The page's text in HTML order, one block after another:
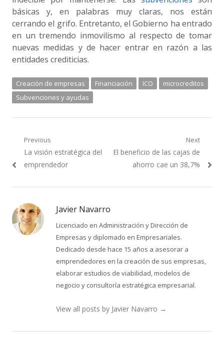
básicas y, en palabras muy claras, nos están
cerrando el grifo. Entretanto, el Gobierno ha entrado
en un tremendo inmovilismo al respecto de tomar
nuevas medidas y de hacer entrar en razón a las
entidades crediticias.
Creación de empresas Financiación ICO
microcreditos
Subvenciones y ayudas
Navegación
de
Previous
Previous
post:
La visión estratégica del
emprendedor
Next
Next
El beneficio de las cajas de
ahorro cae un 38,7%
Javier Navarro
Licenciado en Administración y Dirección de
Empresas y diplomado en Empresariales.
Dedicado desde hace 15 años a asesorar a
emprendedores en la creación de sus empresas,
elaborar estudios de viabilidad, modelos de
negocio y consultoría estratégica empresarial.
View all posts by Javier Navarro →